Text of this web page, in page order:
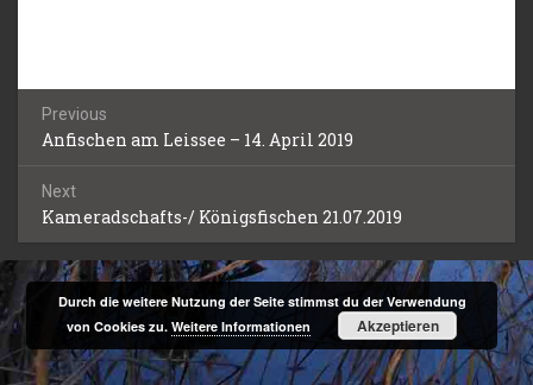
Beitragsnavigation
Previous
Previous
Anfischen am Leissee – 14. April 2019
Next
Next
post:
Kameradschafts-/ Königsfischen 21.07.2019
Durch die weitere Nutzung der Seite stimmst du der Verwendung
von Cookies zu.Weitere Informationen Akzeptieren